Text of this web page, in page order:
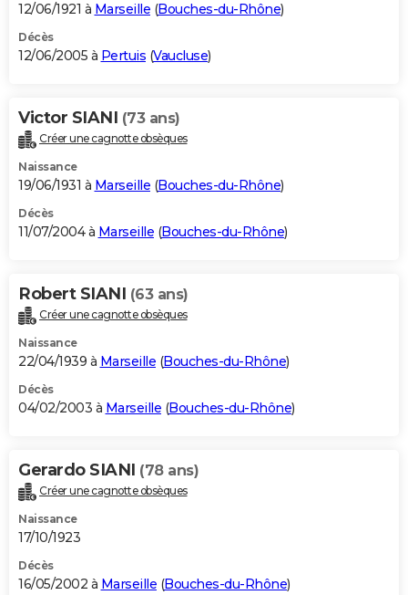
12/06/1921 à Marseille (Bouches-du-Rhône)
Décès
12/06/2005 à Pertuis (Vaucluse)
Victor SIANI (73 ans)
Créer une cagnotte obsèques
Naissance
19/06/1931 à Marseille (Bouches-du-Rhône)
Décès
11/07/2004 à Marseille (Bouches-du-Rhône)
Robert SIANI (63 ans)
Créer une cagnotte obsèques
Naissance
22/04/1939 à Marseille (Bouches-du-Rhône)
Décès
04/02/2003 à Marseille (Bouches-du-Rhône)
Gerardo SIANI (78 ans)
Créer une cagnotte obsèques
Naissance
17/10/1923
Décès
16/05/2002 à Marseille (Bouches-du-Rhône)